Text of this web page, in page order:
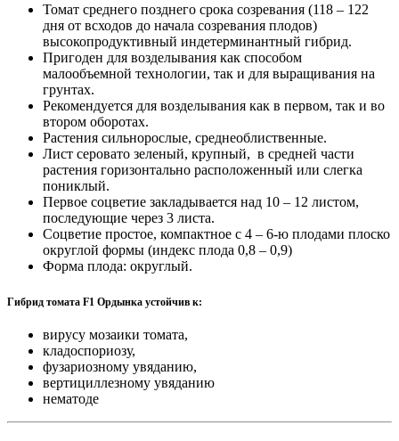
Томат среднего позднего срока созревания (118 – 122
дня от всходов до начала созревания плодов)
высокопродуктивный индетерминантный гибрид.
Пригоден для возделывания как способом
малообъемной технологии, так и для выращивания на
грунтах.
Рекомендуется для возделывания как в первом, так и во
втором оборотах.
Растения cильнорослые, среднеоблиственные.
Лист серовато зеленый, крупный, в средней части
растения горизонтально расположенный или слегка
пониклый.
Первое соцветие закладывается над 10 – 12 листом,
последующие через 3 листа.
Соцветие простое, компактное с 4 – 6-ю плодами плоско
округлой формы (индекс плода 0,8 – 0,9)
Форма плода: округлый.
Гибрид томата F1 Ордынка устойчив к:
вирусу мозаики томата,
кладоспориозу,
фузариозному увяданию,
вертициллезному увяданию
нематоде